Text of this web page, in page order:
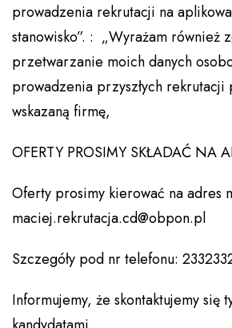
prowadzenia rekrutacji na
stanowisko”. : „Wyrażam również
przetwarzanie moich danych
prowadzenia przyszłych
wskazaną firmę,
OFERTY PROSIMY SKŁADAĆ NA
Oferty prosimy kierować na adres
maciej.rekrutacja.cd@obpon.pl
Szczegóły pod nr telefonu:
Informujemy, że skontaktujemy się